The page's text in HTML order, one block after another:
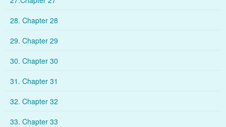
28. Chapter 28
29. Chapter 29
30. Chapter 30
31. Chapter 31
32. Chapter 32
33. Chapter 33